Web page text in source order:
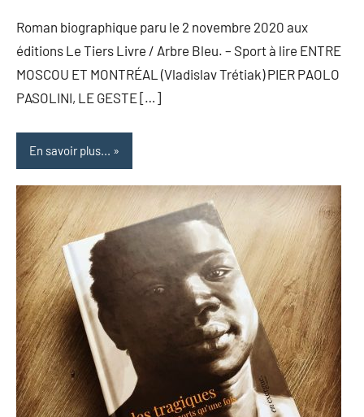
Roman biographique paru le 2 novembre 2020 aux
éditions Le Tiers Livre / Arbre Bleu. – Sport à lire ENTRE
MOSCOU ET MONTRÉAL (Vladislav Trétiak) PIER PAOLO
PASOLINI, LE GESTE […]
En savoir plus...